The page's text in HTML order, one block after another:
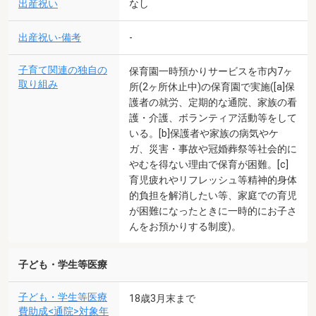
出産祝い なし
出産祝い-備考 -
子育て関連の独自の
取り組み
保育園一時預かりサービスを市内7ヶ
所(2ヶ所休止中)の保育園で実施([a]保
護者の就労、定期的な通院、家族の看
護・介護、ボランティア活動等をして
いる。[b]保護者や家族の病気やケ
ガ、災害・事故や冠婚葬祭等社会的に
やむを得ない理由で保育が困難。[c]
育児疲れやリフレッシュ等精神的身体
的負担を解消したい等、家庭での育児
が困難になったときに一時的にお子さ
んをお預かりする制度)。
子ども・学生等医療
子ども・学生等医療
費助成<通院>対象年
18歳3月末まで